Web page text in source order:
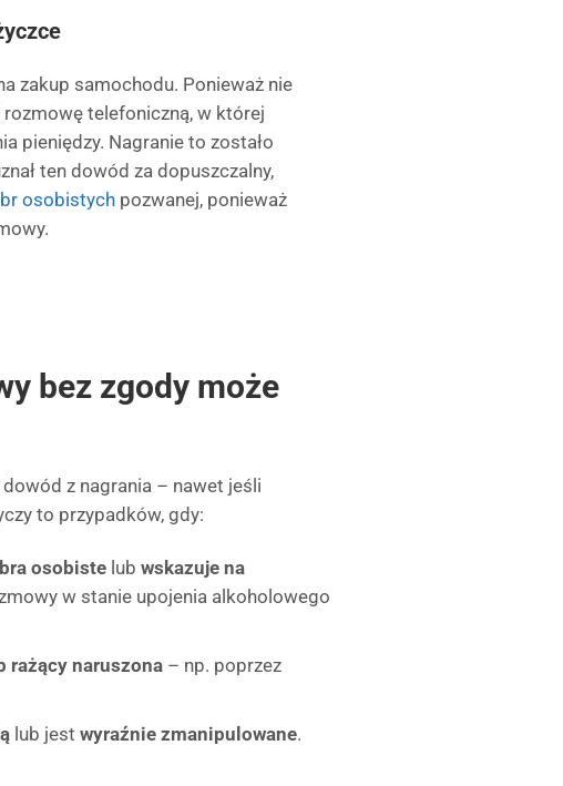
zakup samochodu. Ponieważ nie
telefoniczną, w której
pieniędzy. Nagranie to zostało
ten dowód za dopuszczalny,
osobistych pozwanej, ponieważ
bez zgody może
z nagrania – nawet jeśli
to przypadków, gdy:
osobiste lub wskazuje na
w stanie upojenia alkoholowego
rażący naruszona – np. poprzez
lub jest wyraźnie zmanipulowane.